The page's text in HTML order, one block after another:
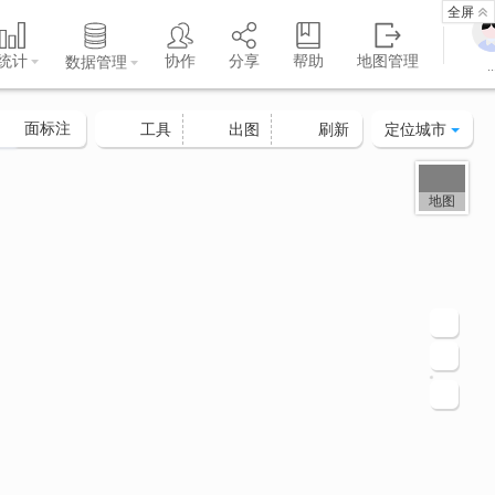
计 数据管理 协作 分享 帮助 地图管理
全屏
地图
面标注 工具 出图 刷新 定位城市